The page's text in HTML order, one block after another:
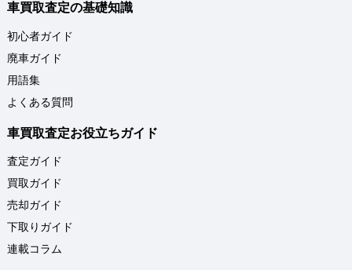
車買取査定の基礎知識
初心者ガイド
廃車ガイド
用語集
よくある質問
車買取査定お役立ちガイド
査定ガイド
買取ガイド
売却ガイド
下取りガイド
連載コラム